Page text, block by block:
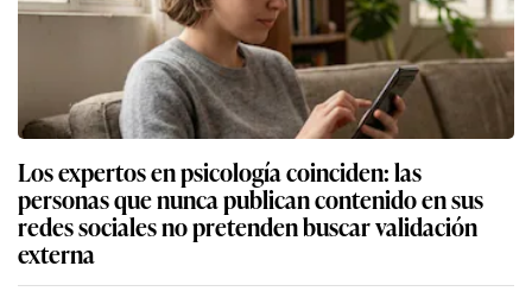
Los expertos en psicología coinciden: las
personas que nunca publican contenido en sus
redes sociales no pretenden buscar validación
externa